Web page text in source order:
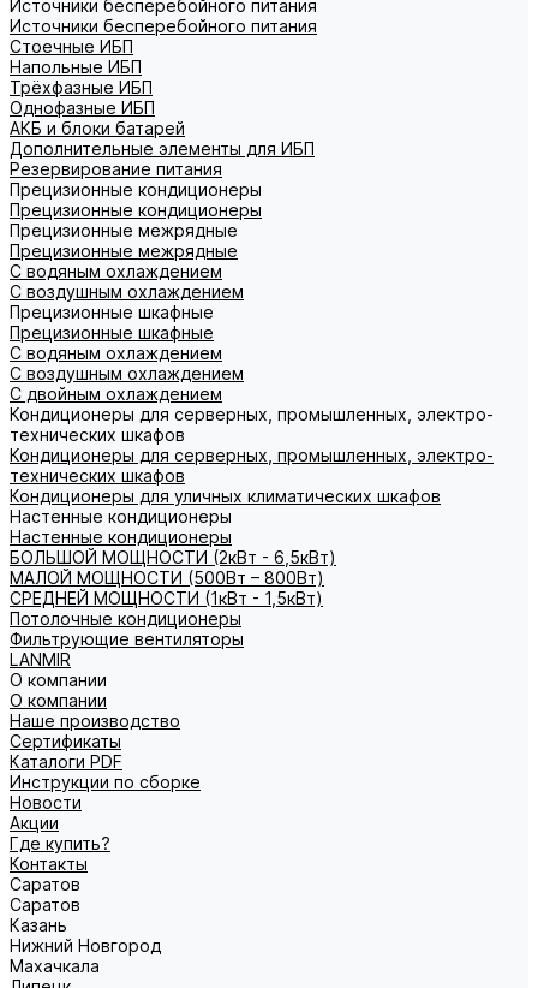
Источники бесперебойного питания
Источники бесперебойного питания
Стоечные ИБП
Напольные ИБП
Трёхфазные ИБП
Однофазные ИБП
АКБ и блоки батарей
Дополнительные элементы для ИБП
Резервирование питания
Прецизионные кондиционеры
Прецизионные кондиционеры
Прецизионные межрядные
Прецизионные межрядные
С водяным охлаждением
С воздушным охлаждением
Прецизионные шкафные
Прецизионные шкафные
С водяным охлаждением
С воздушным охлаждением
С двойным охлаждением
Кондиционеры для серверных, промышленных, электро-
технических шкафов
Кондиционеры для серверных, промышленных, электро-
технических шкафов
Кондиционеры для уличных климатических шкафов
Настенные кондиционеры
Настенные кондиционеры
БОЛЬШОЙ МОЩНОСТИ (2кВт - 6,5кВт)
МАЛОЙ МОЩНОСТИ (500Вт – 800Вт)
СРЕДНЕЙ МОЩНОСТИ (1кВт - 1,5кВт)
Потолочные кондиционеры
Фильтрующие вентиляторы
LANMIR
О компании
О компании
Наше производство
Сертификаты
Каталоги PDF
Инструкции по сборке
Новости
Акции
Где купить?
Контакты
Саратов
Саратов
Казань
Нижний Новгород
Махачкала